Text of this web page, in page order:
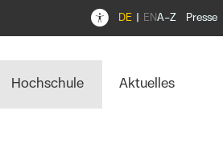
A–Z Presse
DE EN
Hochschule Aktuelles